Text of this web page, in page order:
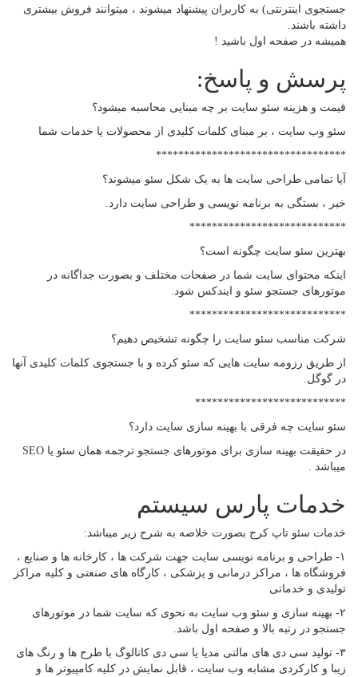
جستجوی اینترنتی) به کاربران پیشنهاد میشوند ، میتوانند فروش بیشتری
داشته باشند.
همیشه در صفحه اول باشید !
پرسش و پاسخ:
قیمت و هزینه سئو سایت بر چه مبنایی محاسبه میشود؟
سئو وب سایت ، بر مبنای کلمات کلیدی از محصولات یا خدمات شما
**********************************
آیا تمامی طراحی سایت ها به یک شکل سئو میشوند؟
خیر ، بستگی به برنامه نویسی و طراحی سایت دارد.
****************************
بهترین سئو سایت چگونه است؟
اینکه محتوای سایت شما در صفحات مختلف و بصورت جداگانه در
موتورهای جستجو سئو و ایندکس شود.
****************************
شرکت مناسب سئو سایت را چگونه تشخیص دهیم؟
از طریق رزومه سایت هایی که سئو کرده و با جستجوی کلمات کلیدی آنها
در گوگل.
***************************
سئو سایت چه فرقی با بهینه سازی سایت دارد؟
در حقیقت بهینه سازی برای موتورهای جستجو ترجمه همان سئو یا SEO
میباشد .
خدمات پارس سیستم
خدمات سئو تاپ کرج بصورت خلاصه به شرح زیر میباشد:
۱- طراحی و برنامه نویسی سایت جهت شرکت ها ، کارخانه ها و صنایع ،
فروشگاه ها ، مراکز درمانی و پزشکی ، کارگاه های صنعتی و کلیه مراکز
تولیدی و خدماتی
۲- بهینه سازی و سئو وب سایت به نحوی که سایت شما در موتورهای
جستجو در رتبه بالا و صفحه اول باشد.
۳- تولید سی دی های مالتی مدیا یا سی دی کاتالوگ با طرح ها و رنگ های
زیبا و کارکردی مشابه وب سایت ، قابل نمایش در کلیه کامپیوتر ها و